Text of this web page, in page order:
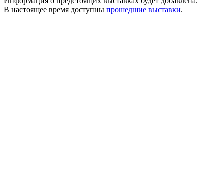
В настоящее время доступны прошедшие выставки.